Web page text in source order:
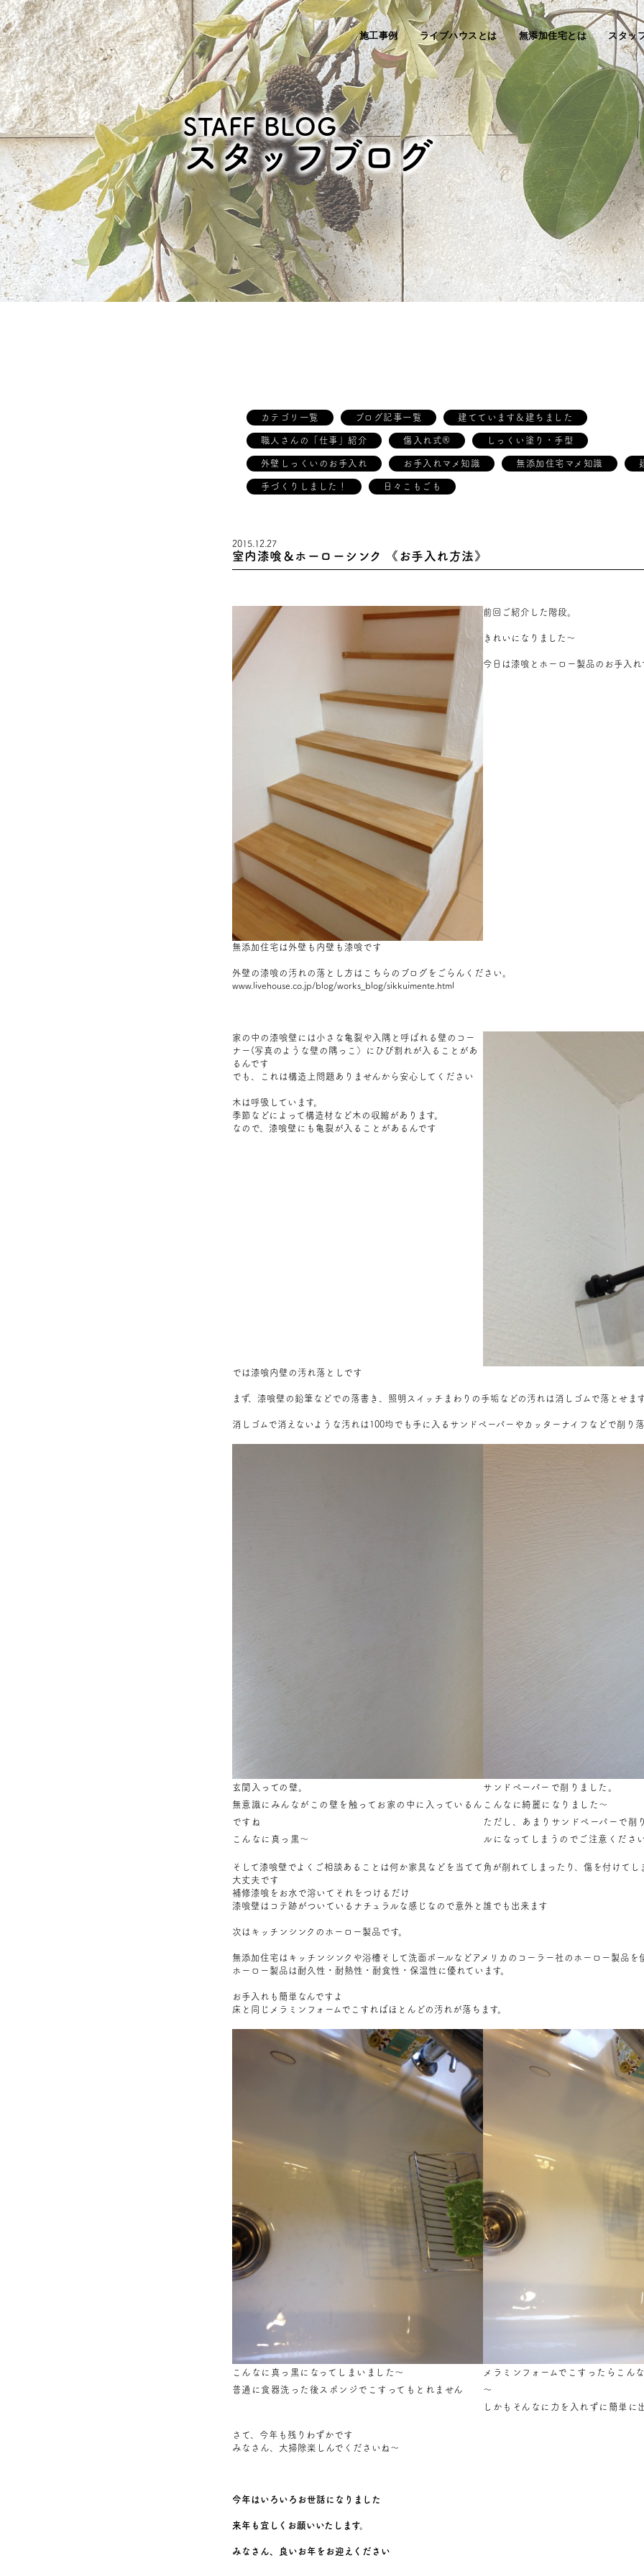
施工事例 ライブハウスとは 無添加住宅とは スタッ
STAFF BLOG
スタッフブログ
カテゴリ一覧 ブログ記事一覧 建てています＆建ちました
職人さんの「仕事」紹介 傷入れ式® しっくい塗り・手型
外壁しっくいのお手入れ お手入れマメ知識 無添加住宅マメ知識
手づくりしました！ 日々こもごも
2015.12.27
室内漆喰＆ホーローシンク 《お手入れ方法》
前回ご紹介した階段。
きれい になりました～
今日は漆喰とホーロー製品のお手入れ
無添加住宅は外壁も内壁も漆喰です
外壁の漆喰の汚れの落とし方はこちらのブログ をごらんください。
www.livehouse.co.jp/blog/works_blog/sikkuimente.html
家の中の漆喰壁には小さな亀裂や入隅と呼ばれる壁のコー
ナー(写真のような壁の隅っこ）
にひび割れが入ることがあ
るんです
でも、これは構造上問題ありませんから安心してください
木は呼吸しています。
季節などによって構造材など木の収縮があります。
なので、漆喰壁にも亀裂が入ることがあるんです
では漆喰内壁の汚れ落としです
まず、漆喰壁の鉛筆などでの落書き、照明スイッチまわりの手垢などの汚れは消しゴムで落とせま
消しゴムで消えないような汚れは100均でも手に入るサンドペーパーやカッターナイフなどで削り
玄関入っての壁。
無意識にみんながこの壁を触ってお家の中に入っているん
ですね
こんなに真っ黒～
サンドペーパーで削りました。
こんなに綺麗 になりました～
ただし、あまりサンドペーパーで削
ルになってしまうのでご注意くださ
そして漆喰壁でよくご相談あることは何か家具などを当てて角が削れてしまったり、傷を付けて
大丈夫です
補修漆喰をお水で溶いてそれをつけるだけ
漆喰壁はコテ跡がついているナチュラルな感じなので意外と誰でも出来ます
次はキッチンシンクのホーロー製品です。
無添加住宅はキッチンシンクや浴槽そして洗面ボールなどアメリカのコーラー社のホーロー製品を
ホーロー製品は耐久性・耐熱性・耐食性・保温性に優れています。
お手入れも簡単なんですよ
床と同じメラミンフォームでこすればほとんどの汚れが落ちます。
こんなに真っ黒になってしまいました～
普通に食器洗った後スポンジでこすってもとれません
メラミンフォームでこすったらこん
～
しかもそんなに力を入れずに簡単に
さて、今年も残りわずかです
みなさん、大掃除楽しんでくださいね～
今年はいろいろお世話になりました
来年も宜しくお願いいたします。
みなさん、良いお年をお迎えください